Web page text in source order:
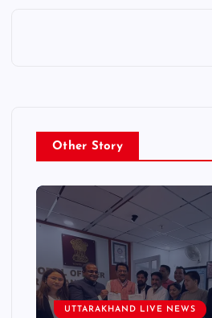
Other Story
UTTARAKHAND LIVE NEWS